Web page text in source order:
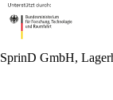
SprinD GmbH,